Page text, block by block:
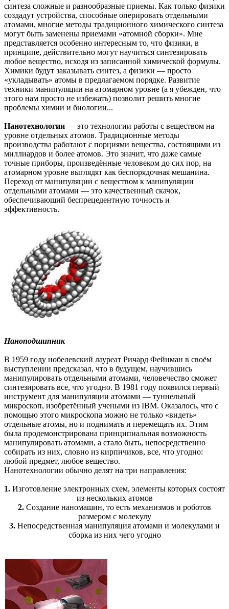
синтеза сложные и разнообразные приемы. Как только физики
создадут устройства, способные оперировать отдельными
атомами, многие методы традиционного химического синтеза
могут быть заменены приемами «атомной сборки». Мне
представляется особенно интересным то, что физики, в
принципе, действительно могут научиться синтезировать
любое вещество, исходя из записанной химической формулы.
Химики будут заказывать синтез, а физики — просто
«укладывать» атомы в предлагаемом порядке. Развитие
техники манипуляции на атомарном уровне (а я убежден, что
этого нам просто не избежать) позволит решить многие
проблемы химии и биологии...
Нанотехнологии — это технологии работы с веществом на
уровне отдельных атомов. Традиционные методы
производства работают с порциями вещества, состоящими из
миллиардов и более атомов. Это значит, что даже самые
точные приборы, произведённые человеком до сих пор, на
атомарном уровне выглядят как беспорядочная мешанина.
Переход от манипуляции с веществом к манипуляции
отдельными атомами — это качественный скачок,
обеспечивающий беспрецедентную точность и
эффективность.
Наноподшипник
В 1959 году нобелевский лауреат Ричард Фейнман в своём
выступлении предсказал, что в будущем, научившись
манипулировать отдельными атомами, человечество сможет
синтезировать все, что угодно. В 1981 году появился первый
инструмент для манипуляции атомами — туннельный
микроскоп, изобретённый учеными из IBM. Оказалось, что с
помощью этого микроскопа можно не только «видеть»
отдельные атомы, но и поднимать и перемещать их. Этим
была продемонстрирована принципиальная возможность
манипулировать атомами, а стало быть, непосредственно
собирать из них, словно из кирпичиков, все, что угодно:
любой предмет, любое вещество.
Нанотехнологии обычно делят на три направления:
1. Изготовление электронных схем, элементы которых состоят
из нескольких атомов
2. Создание наномашин, то есть механизмов и роботов
размером с молекулу
3. Непосредственная манипуляция атомами и молекулами и
сборка из них чего угодно